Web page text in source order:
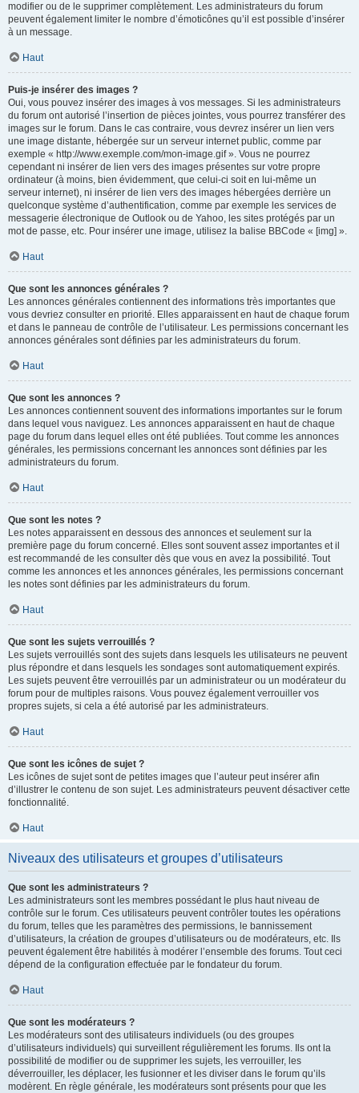
modifier ou de le supprimer complètement. Les administrateurs du forum
peuvent également limiter le nombre d’émoticônes qu’il est possible d’insérer
à un message.
Haut
Puis-je insérer des images ?
Oui, vous pouvez insérer des images à vos messages. Si les administrateurs
du forum ont autorisé l’insertion de pièces jointes, vous pourrez transférer des
images sur le forum. Dans le cas contraire, vous devrez insérer un lien vers
une image distante, hébergée sur un serveur internet public, comme par
exemple « http://www.exemple.com/mon-image.gif ». Vous ne pourrez
cependant ni insérer de lien vers des images présentes sur votre propre
ordinateur (à moins, bien évidemment, que celui-ci soit en lui-même un
serveur internet), ni insérer de lien vers des images hébergées derrière un
quelconque système d’authentification, comme par exemple les services de
messagerie électronique de Outlook ou de Yahoo, les sites protégés par un
mot de passe, etc. Pour insérer une image, utilisez la balise BBCode « [img] ».
Haut
Que sont les annonces générales ?
Les annonces générales contiennent des informations très importantes que
vous devriez consulter en priorité. Elles apparaissent en haut de chaque forum
et dans le panneau de contrôle de l’utilisateur. Les permissions concernant les
annonces générales sont définies par les administrateurs du forum.
Haut
Que sont les annonces ?
Les annonces contiennent souvent des informations importantes sur le forum
dans lequel vous naviguez. Les annonces apparaissent en haut de chaque
page du forum dans lequel elles ont été publiées. Tout comme les annonces
générales, les permissions concernant les annonces sont définies par les
administrateurs du forum.
Haut
Que sont les notes ?
Les notes apparaissent en dessous des annonces et seulement sur la
première page du forum concerné. Elles sont souvent assez importantes et il
est recommandé de les consulter dès que vous en avez la possibilité. Tout
comme les annonces et les annonces générales, les permissions concernant
les notes sont définies par les administrateurs du forum.
Haut
Que sont les sujets verrouillés ?
Les sujets verrouillés sont des sujets dans lesquels les utilisateurs ne peuvent
plus répondre et dans lesquels les sondages sont automatiquement expirés.
Les sujets peuvent être verrouillés par un administrateur ou un modérateur du
forum pour de multiples raisons. Vous pouvez également verrouiller vos
propres sujets, si cela a été autorisé par les administrateurs.
Haut
Que sont les icônes de sujet ?
Les icônes de sujet sont de petites images que l’auteur peut insérer afin
d’illustrer le contenu de son sujet. Les administrateurs peuvent désactiver cette
fonctionnalité.
Haut
Niveaux des utilisateurs et groupes d’utilisateurs
Que sont les administrateurs ?
Les administrateurs sont les membres possédant le plus haut niveau de
contrôle sur le forum. Ces utilisateurs peuvent contrôler toutes les opérations
du forum, telles que les paramètres des permissions, le bannissement
d’utilisateurs, la création de groupes d’utilisateurs ou de modérateurs, etc. Ils
peuvent également être habilités à modérer l’ensemble des forums. Tout ceci
dépend de la configuration effectuée par le fondateur du forum.
Haut
Que sont les modérateurs ?
Les modérateurs sont des utilisateurs individuels (ou des groupes
d’utilisateurs individuels) qui surveillent régulièrement les forums. Ils ont la
possibilité de modifier ou de supprimer les sujets, les verrouiller, les
déverrouiller, les déplacer, les fusionner et les diviser dans le forum qu’ils
modèrent. En règle générale, les modérateurs sont présents pour que les